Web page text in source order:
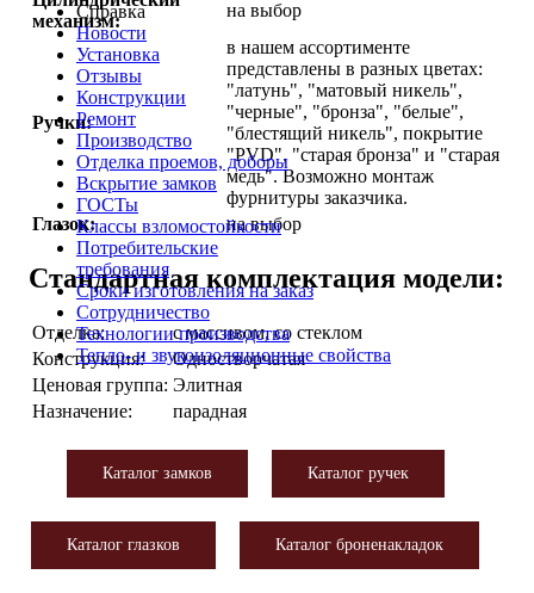
Справка
Новости
Установка
Отзывы
Конструкции
Ремонт
Производство
Отделка проемов, доборы
Вскрытие замков
ГОСТы
Классы взломостойкости
Потребительские
требования
Сроки изготовления на заказ
Сотрудничество
Технологии производства
Тепло- и звукоизоляционные свойства
механизм:
на выбор
Ручки:
в нашем ассортименте
представлены в разных цветах:
"латунь", "матовый никель",
"черные", "бронза", "белые",
"блестящий никель", покрытие
"PVD", "старая бронза" и "старая
медь". Возможно монтаж
фурнитуры заказчика.
Глазок:
на выбор
Стандартная комплектация модели:
Отделка:
с массивом, со стеклом
Конструкция:
Одностворчатая
Ценовая группа: Элитная
Назначение:
парадная
Каталог замков Каталог ручек
Каталог глазков Каталог броненакладок